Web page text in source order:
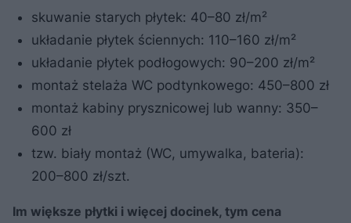
skuwanie starych płytek: 40–80 zł/m²
układanie płytek ściennych: 110–160 zł/m²
układanie płytek podłogowych: 90–200 zł/m²
montaż stelaża WC podtynkowego: 450–800 zł
montaż kabiny prysznicowej lub wanny: 350–
600 zł
tzw. biały montaż (WC, umywalka, bateria):
200–800 zł/szt.
Im większe płytki i więcej docinek, tym cena